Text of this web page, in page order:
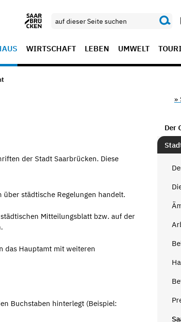
WIRTSCHAFT LEBEN UMWELT
»
der Stadt Saarbrücken. Diese
städtische Regelungen handelt.
Mitteilungsblatt bzw. auf der
das Hauptamt mit weiteren
Buchstaben hinterlegt (Beispiel:
Der